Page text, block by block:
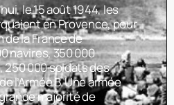
le 15 août 1944, les
en Provence, pour
la France de
navires, 350 000
250 000 soldats des
l’Armée B. Une armée
majorité de